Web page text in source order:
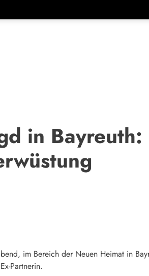
in
im Bereich der Neuen Heimat in
Partnerin.